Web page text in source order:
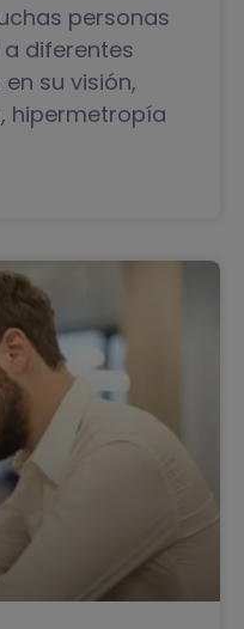
personas
diferentes
su visión,
hipermetropía